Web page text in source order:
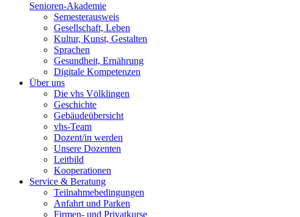
Senioren-Akademie
Semesterausweis
Gesellschaft, Leben
Kultur, Kunst, Gestalten
Sprachen
Gesundheit, Ernährung
Digitale Kompetenzen
Über uns
Die vhs Völklingen
Geschichte
Gebäudeübersicht
vhs-Team
Dozent/in werden
Unsere Dozenten
Leitbild
Kooperationen
Service & Beratung
Teilnahmebedingungen
Anfahrt und Parken
Firmen- und Privatkurse